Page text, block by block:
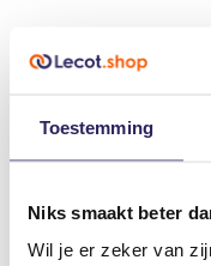
Toestemming
Niks smaakt beter
Wil je er zeker van
Gerelateerde